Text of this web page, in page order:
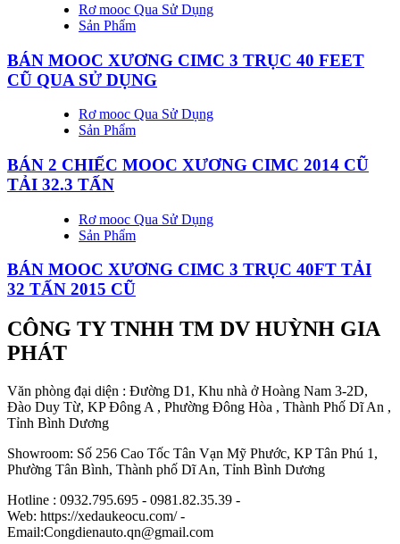
Rơ mooc Qua Sử Dụng
Sản Phẩm
BÁN MOOC XƯƠNG CIMC 3 TRỤC 40 FEET
CŨ QUA SỬ DỤNG
Rơ mooc Qua Sử Dụng
Sản Phẩm
BÁN 2 CHIẾC MOOC XƯƠNG CIMC 2014 CŨ
TẢI 32.3 TẤN
Rơ mooc Qua Sử Dụng
Sản Phẩm
BÁN MOOC XƯƠNG CIMC 3 TRỤC 40FT TẢI
32 TẤN 2015 CŨ
CÔNG TY TNHH TM DV HUỲNH GIA
PHÁT
Văn phòng đại diện : Đường D1, Khu nhà ở Hoàng Nam 3-2D,
Đào Duy Từ, KP Đông A , Phường Đông Hòa , Thành Phố Dĩ An ,
Tỉnh Bình Dương
Showroom: Số 256 Cao Tốc Tân Vạn Mỹ Phước, KP Tân Phú 1,
Phường Tân Bình, Thành phố Dĩ An, Tỉnh Bình Dương
Hotline : 0932.795.695 - 0981.82.35.39 -
Web: https://xedaukeocu.com/ -
Email:Congdienauto.qn@gmail.com